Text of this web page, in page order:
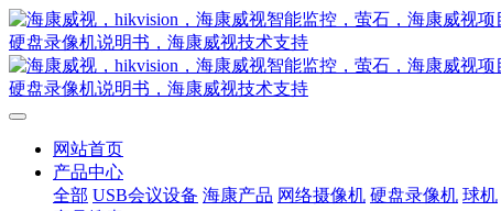
网站首页
产品中心
全部 USB会议设备 海康产品 网络摄像机 硬盘录像机 球机